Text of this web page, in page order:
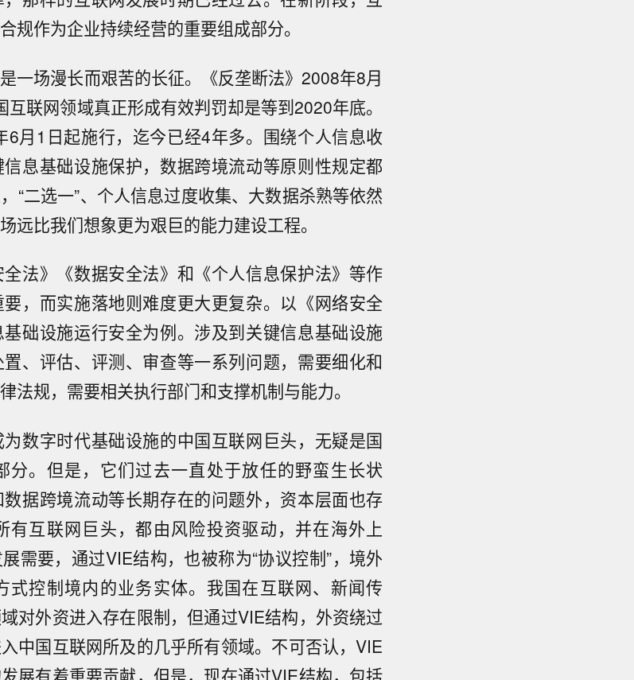
规作为企业持续经营的重要组成部分。
一场漫长而艰苦的长征。《反垄断法》2008年8月
联网领域真正形成有效判罚却是等到2020年底。
6月1日起施行，迄今已经4年多。围绕个人信息收
息基础设施保护，数据跨境流动等原则性规定都
“二选一”、个人信息过度收集、大数据杀熟等依然
远比我们想象更为艰巨的能力建设工程。
全法》《数据安全法》和《个人信息保护法》等作
，而实施落地则难度更大更复杂。以《网络安全
础设施运行安全为例。涉及到关键信息基础设施
、评估、评测、审查等一系列问题，需要细化和
法规，需要相关执行部门和支撑机制与能力。
数字时代基础设施的中国互联网巨头，无疑是国
分。但是，它们过去一直处于放任的野蛮生长状
据跨境流动等长期存在的问题外，资本层面也存
有互联网巨头，都由风险投资驱动，并在海外上
需要，通过VIE结构，也被称为“协议控制”，境外
式控制境内的业务实体。我国在互联网、新闻传
对外资进入存在限制，但通过VIE结构，外资绕过
中国互联网所及的几乎所有领域。不可否认，VIE